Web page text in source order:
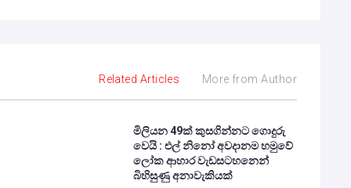
Related Articles More from Author
මිලියන 49ක් කුසගින්නට ගොදුරු
වෙයි : එල් නිනෝ අවදානම හමුවේ
ලෝක ආහාර වැඩසටහනෙන්
බිහිසුණු අනාවැකියක්